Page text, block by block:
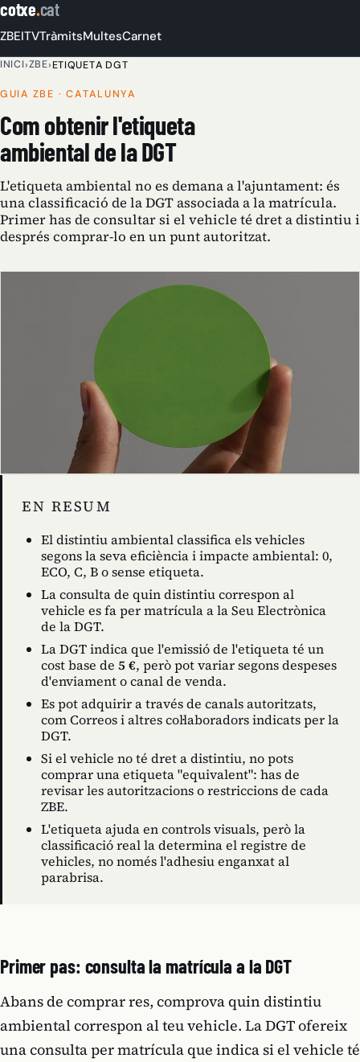
cotxe.cat
ZBEITVTràmitsMultesCarnet
INICI›ZBE›ETIQUETA DGT
GUIA ZBE · CATALUNYA
Com obtenir l'etiqueta
ambiental de la DGT
L'etiqueta ambiental no es demana a l'ajuntament: és
una classificació de la DGT associada a la matrícula.
Primer has de consultar si el vehicle té dret a distintiu i
després comprar-lo en un punt autoritzat.
EN RESUM
El distintiu ambiental classifica els vehicles
segons la seva eficiència i impacte ambiental: 0,
ECO, C, B o sense etiqueta.
La consulta de quin distintiu correspon al
vehicle es fa per matrícula a la Seu Electrònica
de la DGT.
La DGT indica que l'emissió de l'etiqueta té un
cost base de 5 €, però pot variar segons despeses
d'enviament o canal de venda.
Es pot adquirir a través de canals autoritzats,
com Correos i altres col·laboradors indicats per la
DGT.
Si el vehicle no té dret a distintiu, no pots
comprar una etiqueta "equivalent": has de
revisar les autoritzacions o restriccions de cada
ZBE.
L'etiqueta ajuda en controls visuals, però la
classificació real la determina el registre de
vehicles, no només l'adhesiu enganxat al
parabrisa.
Primer pas: consulta la matrícula a la DGT
Abans de comprar res, comprova quin distintiu
ambiental correspon al teu vehicle. La DGT ofereix
una consulta per matrícula que indica si el vehicle té